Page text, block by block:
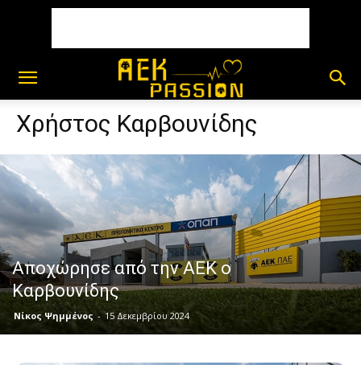
Χρήστος Καρβουνίδης
Αποχώρησε από την ΑΕΚ ο
Καρβουνίδης
Νίκος Ψημμένος - 15 Δεκεμβρίου 2024